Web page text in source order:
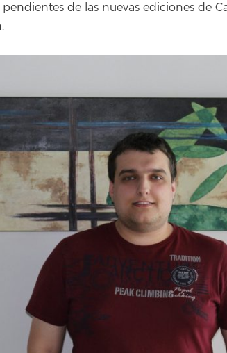
de las nuevas ediciones de